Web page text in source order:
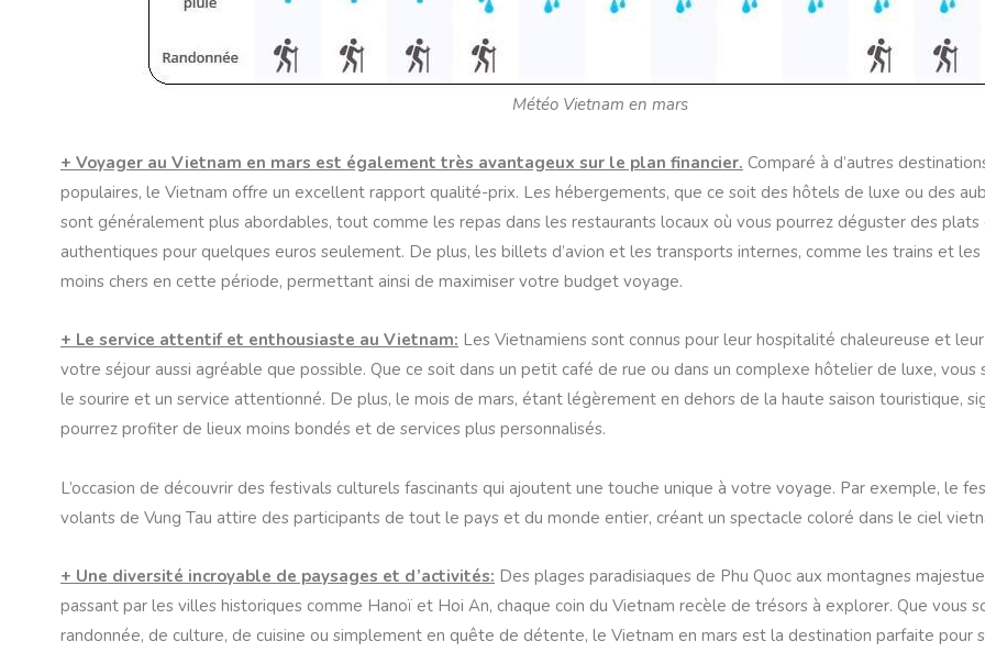
Météo Vietnam en mars
+ Voyager au Vietnam en mars est également très avantageux sur le plan financier. Comparé à d’autres
populaires, le Vietnam offre un excellent rapport qualité-prix. Les hébergements, que ce soit des hôtels de luxe ou des
sont généralement plus abordables, tout comme les repas dans les restaurants locaux où vous pourrez déguster des
authentiques pour quelques euros seulement. De plus, les billets d’avion et les transports internes, comme les trains et
moins chers en cette période, permettant ainsi de maximiser votre budget voyage.
+ Le service attentif et enthousiaste au Vietnam: Les Vietnamiens sont connus pour leur hospitalité chaleureuse et
votre séjour aussi agréable que possible. Que ce soit dans un petit café de rue ou dans un complexe hôtelier de luxe, vous
le sourire et un service attentionné. De plus, le mois de mars, étant légèrement en dehors de la haute saison touristique,
pourrez profiter de lieux moins bondés et de services plus personnalisés.
L’occasion de découvrir des festivals culturels fascinants qui ajoutent une touche unique à votre voyage. Par exemple, le
volants de Vung Tau attire des participants de tout le pays et du monde entier, créant un spectacle coloré dans le ciel
+ Une diversité incroyable de paysages et d’activités: Des plages paradisiaques de Phu Quoc aux montagnes
passant par les villes historiques comme Hanoï et Hoi An, chaque coin du Vietnam recèle de trésors à explorer. Que vous
randonnée, de culture, de cuisine ou simplement en quête de détente, le Vietnam en mars est la destination parfaite pour